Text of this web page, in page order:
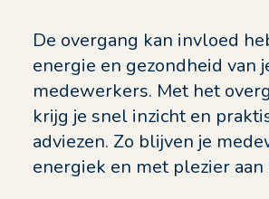
De overgang kan invloed
energie en gezondheid van
medewerkers. Met het
krijg je snel inzicht en
adviezen. Zo blijven je
energiek en met plezier